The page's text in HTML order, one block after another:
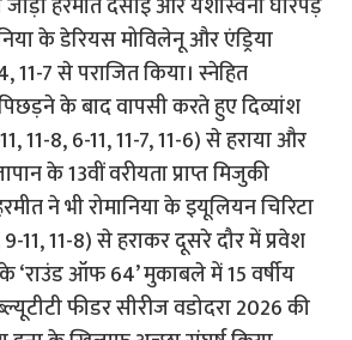
के डेरियस मोविलेनू और एंड्रिया
11-7 से पराजित किया। स्नेहित
के बाद वापसी करते हुए दिव्यांश
11-8, 6-11, 11-7, 11-6) से हराया और
के 13वीं वरीयता प्राप्त मिजुकी
ने भी रोमानिया के इयूलियन चिरिटा
11, 11-8) से हराकर दूसरे दौर में प्रवेश
‘राउंड ऑफ 64’ मुकाबले में 15 वर्षीय
फीडर सीरीज वडोदरा 2026 की